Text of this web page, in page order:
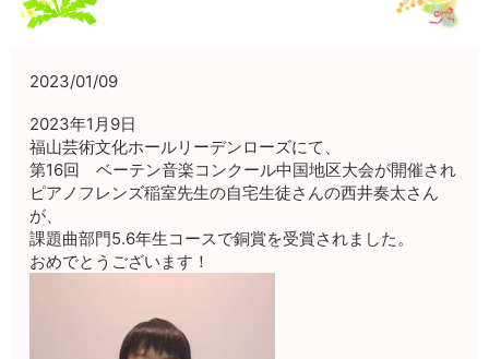
2023/01/09
2023年1月9日
福山芸術文化ホールリーデンローズにて、
第16回 ベーテン音楽コンクール中国地区大会が開催され
ピアノフレンズ稲室先生の自宅生徒さんの西井奏太さん
が、
課題曲部門5.6年生コースで銅賞を受賞されました。
おめでとうございます！